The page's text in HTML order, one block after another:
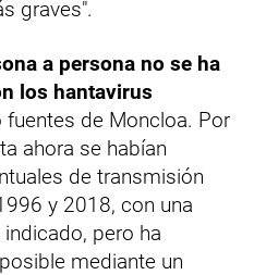
graves".
a persona no se ha
los hantavirus
fuentes de Moncloa. Por
ahora se habían
de transmisión
y 2018, con una
pero ha
mediante un